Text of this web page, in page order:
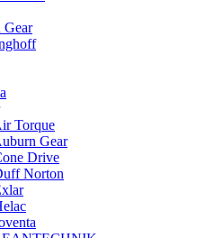
Gear
Torque
Gear
Drive
Norton